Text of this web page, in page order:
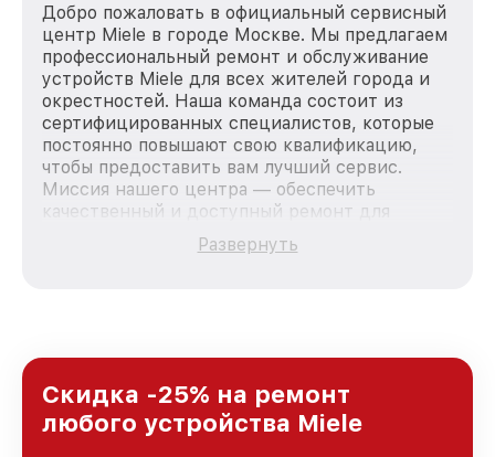
Добро пожаловать в официальный сервисный
центр Miele в городе Москве. Мы предлагаем
профессиональный ремонт и обслуживание
устройств Miele для всех жителей города и
окрестностей. Наша команда состоит из
сертифицированных специалистов, которые
постоянно повышают свою квалификацию,
чтобы предоставить вам лучший сервис.
Миссия нашего центра — обеспечить
качественный и доступный ремонт для
каждого пользователя продукции Miele, вне
зависимости от сложности поломки. Мы
и лояльности наших клиентов.
Развернуть
Скидка -25% на ремонт
любого устройства Miele